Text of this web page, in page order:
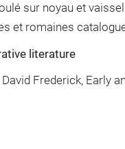
sur noyau et
et romaines
literature
Frederick, Early